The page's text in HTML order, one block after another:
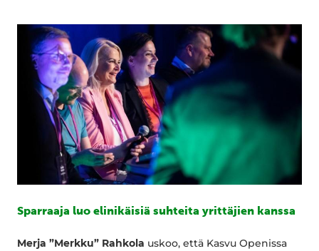
Sparraaja luo elinikäisiä suhteita yrittäjien kanssa
Merja ”Merkku” Rahkola uskoo, että Kasvu Openissa